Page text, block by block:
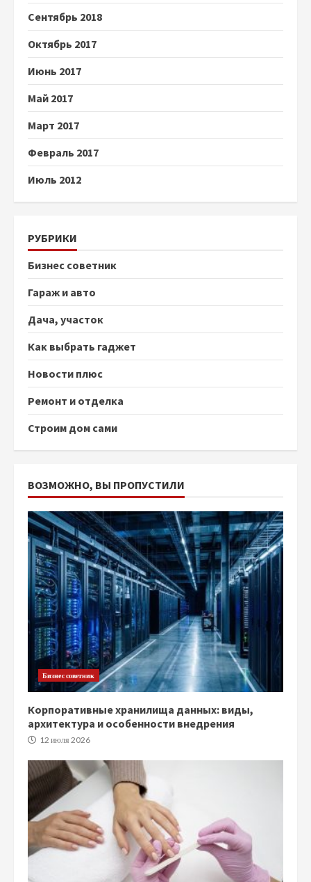
Сентябрь 2018
Октябрь 2017
Июнь 2017
Май 2017
Март 2017
Февраль 2017
Июль 2012
РУБРИКИ
Бизнес советник
Гараж и авто
Дача, участок
Как выбрать гаджет
Новости плюс
Ремонт и отделка
Строим дом сами
ВОЗМОЖНО, ВЫ ПРОПУСТИЛИ
Бизнес советник
Корпоративные хранилища данных: виды,
архитектура и особенности внедрения
12 июля 2026